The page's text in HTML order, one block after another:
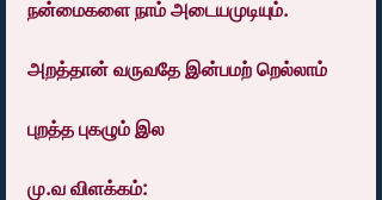
நன்மைகளை நாம் அடையமுடியும்.
அறத்தான் வருவதே இன்பமற் றெல்லாம்
புறத்த புகழும் இல
மு.வ விளக்கம்: